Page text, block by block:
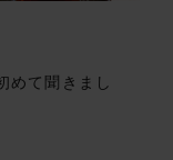
めて聞きまし